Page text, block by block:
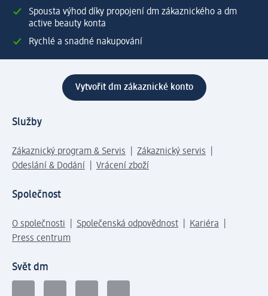
Spousta výhod díky propojení dm zákaznického a dm
active beauty konta
Rychlé a snadné nakupování
Vytvořit dm zákaznické konto
Služby
Zákaznický program & Servis
Zákaznický servis
Odeslání & Dodání
Vrácení zboží
Společnost
O společnosti Společenská odpovědnost
Kariéra
Press centrum
Svět dm